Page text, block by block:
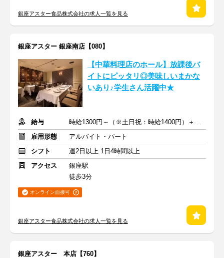
銀座アスター食品株式会社の求人一覧を見る
銀座アスター 銀座南店【080】
【中華料理店のホール】放課後バ
イトにピッタリ◎美味しいまかな
いあり♪学生さん活躍中★
給与
時給1300円～（※土日祝：時給1400円）＋交通費支給
雇用形態
アルバイト・パート
シフト
週2日以上 1日4時間以上
アクセス
銀座駅
徒歩3分
オンライン面接可
銀座アスター食品株式会社の求人一覧を見る
銀座アスター 本店【760】